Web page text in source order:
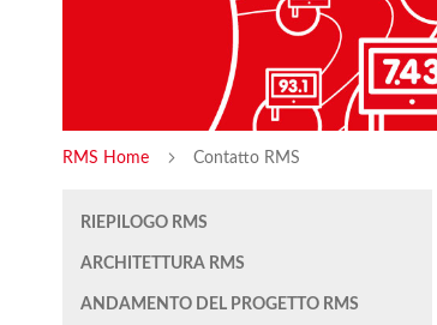
RMS Home Contatto RMS
RIEPILOGO RMS
ARCHITETTURA RMS
ANDAMENTO DEL PROGETTO RMS